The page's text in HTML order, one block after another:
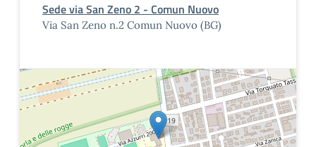
Sede via San Zeno 2 - Comun Nuovo
Via San Zeno n.2 Comun Nuovo (BG)